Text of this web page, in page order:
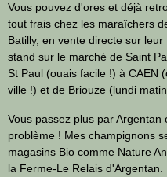
Vous pouvez d'ores et déjà
tout frais chez les maraîchers
Batilly, en vente directe sur
stand sur le marché de Saint
St Paul (ouais facile !) à CAEN
ville !) et de Briouze (lundi
Vous passez plus par
problème ! Mes champignons
magasins Bio comme Nature
la Ferme-Le Relais